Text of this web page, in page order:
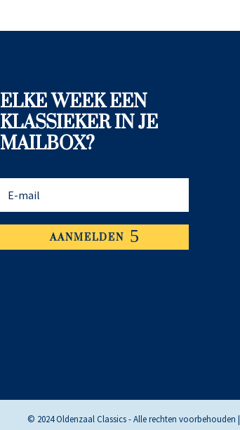
ELKE WEEK EEN
KLASSIEKER IN JE
MAILBOX?
AANMELDEN
© 2024 Oldenzaal Classics - Alle rechten voorbehouden |